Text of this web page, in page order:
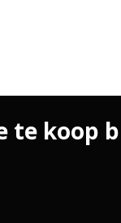
te koop